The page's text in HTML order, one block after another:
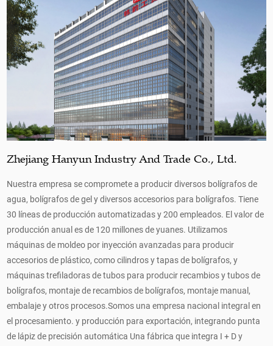
para limpiar suavemente el error. Esta función
borrable ayuda a los usuarios a corregir errores
rápidamente, eliminando la necesidad de utilizar
líquido corrector. Además, el diseño de la punta de
goma de este bolígrafo neutro es muy suave y no
daña el papel.
Además, también vale la pena mencionar el diseño
de la punta de este bolígrafo de gel. Su punta
adopta el diseño de punta fina de 0,5 mm común
en los bolígrafos de gel, lo que hace que las líneas
de escritura sean más detalladas y precisas. Ya
sea tomando notas o dibujando, proporciona
mayor detalle y control. Ya sea que se use en la
escuela, la oficina o la vida diaria, este bolígrafo de
gel puede satisfacer todas sus necesidades de
escritura.
Zhejiang Hanyun Industry And Trade Co., Ltd.
Nuestra empresa se compromete a producir diversos bolígrafos de
agua, bolígrafos de gel y diversos accesorios para bolígrafos. Tiene
30 líneas de producción automatizadas y 200 empleados. El valor de
producción anual es de 120 millones de yuanes. Utilizamos
máquinas de moldeo por inyección avanzadas para producir
accesorios de plástico, como cilindros y tapas de bolígrafos, y
máquinas trefiladoras de tubos para producir recambios y tubos de
bolígrafos, montaje de recambios de bolígrafos, montaje manual,
embalaje y otros procesos.Somos una empresa nacional integral en
el procesamiento. y producción para exportación, integrando punta
de lápiz de precisión automática Una fábrica que integra I + D y